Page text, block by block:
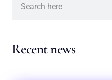
Recent news